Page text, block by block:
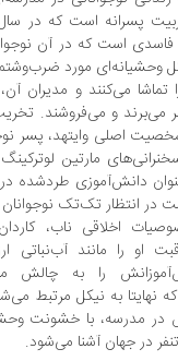
فاسدی است که در آن
وحشیانه‌ای مورد ضرب‌وشتم
تماشا می‌کنند و مدیران
می‌برند و می‌فروشند.
اصلی وایتهد، پسر
مارتین
دانش‌آموزی طردشده
انتظار تک‌تک نوجوانان
اخلاقی ناب،
او را مانند آب‌نباتی
را به چالش
به نیکل مرتبط
مدرسه، با خشونت
در جهان آشنا می‌شود.